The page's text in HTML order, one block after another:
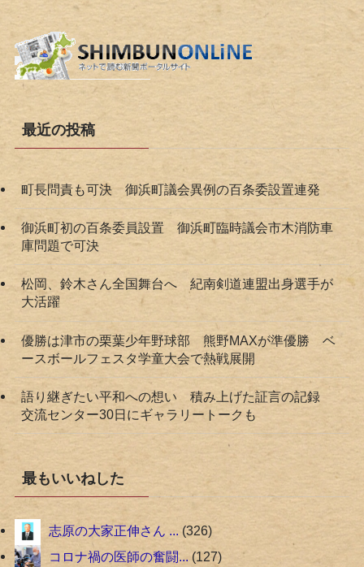
最近の投稿
町長問責も可決 御浜町議会異例の百条委設置連発
御浜町初の百条委員設置 御浜町臨時議会市木消防車
庫問題で可決
松岡、鈴木さん全国舞台へ 紀南剣道連盟出身選手が
大活躍
優勝は津市の栗葉少年野球部 熊野MAXが準優勝 ベ
ースボールフェスタ学童大会で熱戦展開
語り継ぎたい平和への想い 積み上げた証言の記録
交流センター30日にギャラリートークも
最もいいねした
志原の大家正伸さん ... 326
コロナ禍の医師の奮闘... 127